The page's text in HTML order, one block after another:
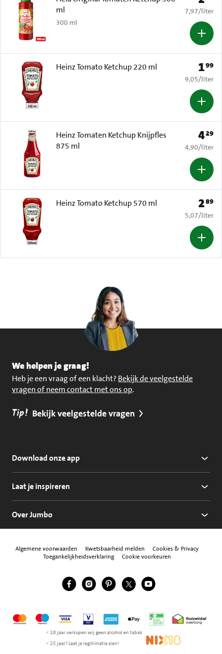
ml
300 ml
€ 7,97 per
7,97/liter
Heinz Tomato Ketchup 220 ml Prijs:
199
€ 9,05 per
9,05/liter
Heinz Tomaten Ketchup Knijpfles
875 ml
Prijs:
429
€ 4,90 per
4,90/liter
Heinz Tomato Ketchup 570 ml Prijs:
289
€ 5,07 per
5,07/liter
We helpen je graag!
Heb je een vraag of een klacht? Bekijk de veelgestelde
vragen of neem contact met ons op.
Tip! Bekijk veelgestelde vragen
Download onze app
Laat je inspireren
Over Jumbo
Algemene voorwaarden Kwetsbaarheid melden
Cookies & Privacy
Toegankelijkheidsverklaring
Cookie voorkeuren
Volg ons
Jumbo Facebook
Jumbo Instagram
Jumbo Pinterest
Jumbo Twitter
Jumbo YouTube
MastercardMaestroVisa Vpay American Express
Apple Pay Thuiswinkel
< 18 jaar verkopen wij geen alcohol en tabak
< 25 jaar? Laat je legitimatie zien!
NIX18